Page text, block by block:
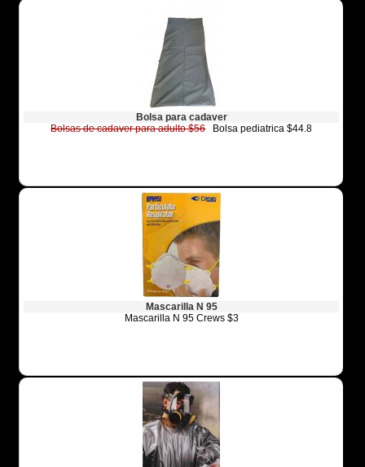
Bolsa para cadaver
Bolsas de cadaver para adulto $56Bolsa pediatrica $44.8
Mascarilla N 95
Mascarilla N 95 Crews $3